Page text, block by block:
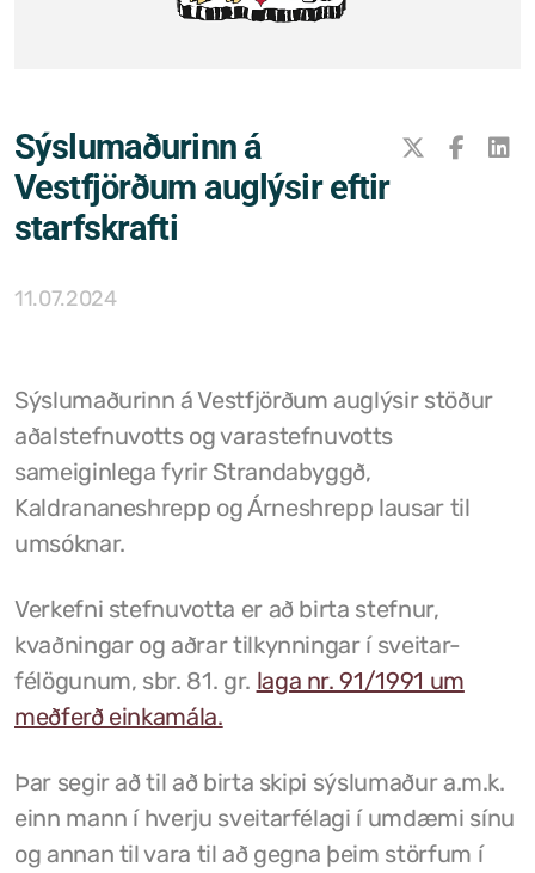
Sýslumaðurinn á
Vestfjörðum auglýsir eftir
starfskrafti
11.07.2024
Sýslumaðurinn á Vestfjörðum auglýsir stöður
aðalstefnuvotts og varastefnuvotts
sameiginlega fyrir Strandabyggð,
Kaldrananeshrepp og Árneshrepp lausar til
umsóknar.
Verkefni stefnuvotta er að birta stefnur,
kvaðningar og aðrar tilkynningar í sveitar-
félögunum, sbr. 81. gr. laga nr. 91/1991 um
meðferð einkamála.
Þar segir að til að birta skipi sýslumaður a.m.k.
einn mann í hverju sveitarfélagi í umdæmi sínu
og annan til vara til að gegna þeim störfum í
Ársreikningar
Aðalskipulag Kaldrananeshrepps
Skipulag og framkvæmdir
Hitaveita Drangsness
Slökkvilið Drangsness
Sorpsamlag Strandasýslu
Frístundastyrkur
Félagsmiðstöðin Ozon
Siglingar út í Grímsey
Veiðileyfi
Kotbýli Kuklarans/Galdrasýning